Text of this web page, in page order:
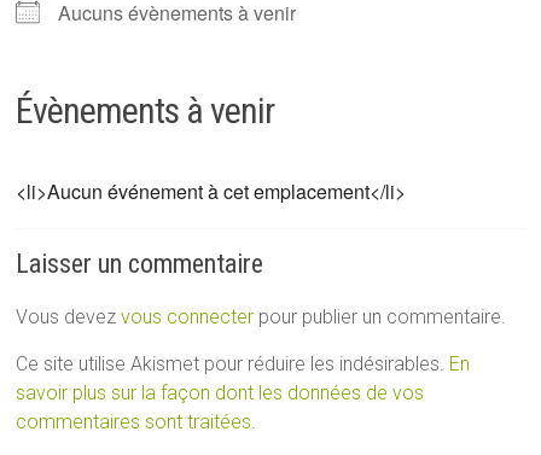
Aucuns évènements à venir
Évènements à venir
<li>Aucun événement à cet emplacement</li>
Laisser un commentaire
Vous devezvous connecter pour publier un commentaire.
Ce site utilise Akismet pour réduire les indésirables. En
savoir plus sur la façon dont les données de vos
commentaires sont traitées